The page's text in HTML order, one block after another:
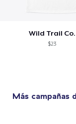
Wild Trail Co.
$23
Más campañas